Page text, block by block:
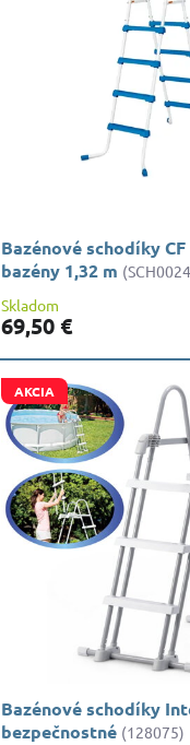
Bazénové schodíky
bazény 1,32 m
Skladom
69,50 €
AKCIA
Bazénové schodíky
bezpečnostné (128075)